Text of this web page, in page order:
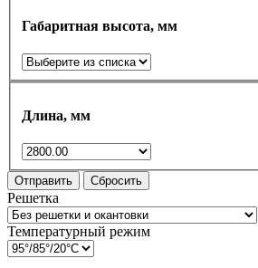
Габаритная высота, мм
Длина, мм
Отправить Сбросить
Решетка
Температурный режим